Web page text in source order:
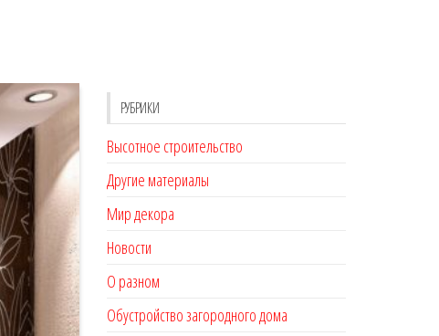
РУБРИКИ
Высотное строительство
Другие материалы
Мир декора
Новости
О разном
Обустройство загородного дома